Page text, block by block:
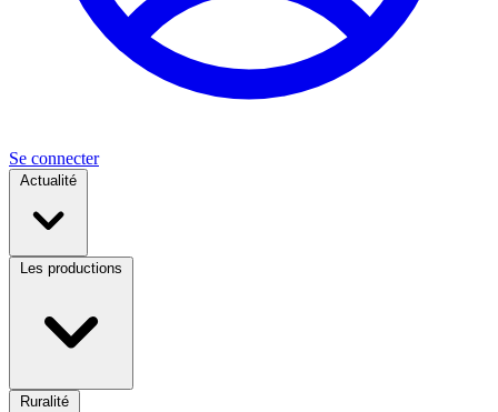
Se connecter
Actualité
Les productions
Ruralité